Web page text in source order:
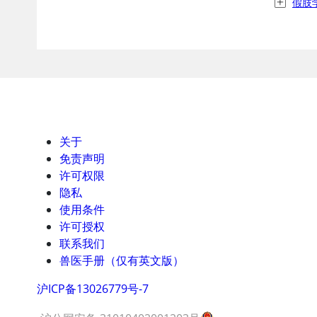
假肢
关于
免责声明
许可权限
隐私
使用条件
许可授权
联系我们
兽医手册（仅有英文版）
沪ICP备13026779号-7